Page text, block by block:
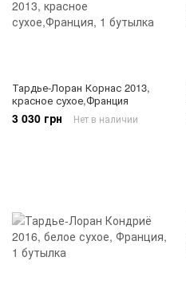
Тардье-Лоран Корнас 2013,
красное сухое,Франция
3 030 грн Нет в наличии